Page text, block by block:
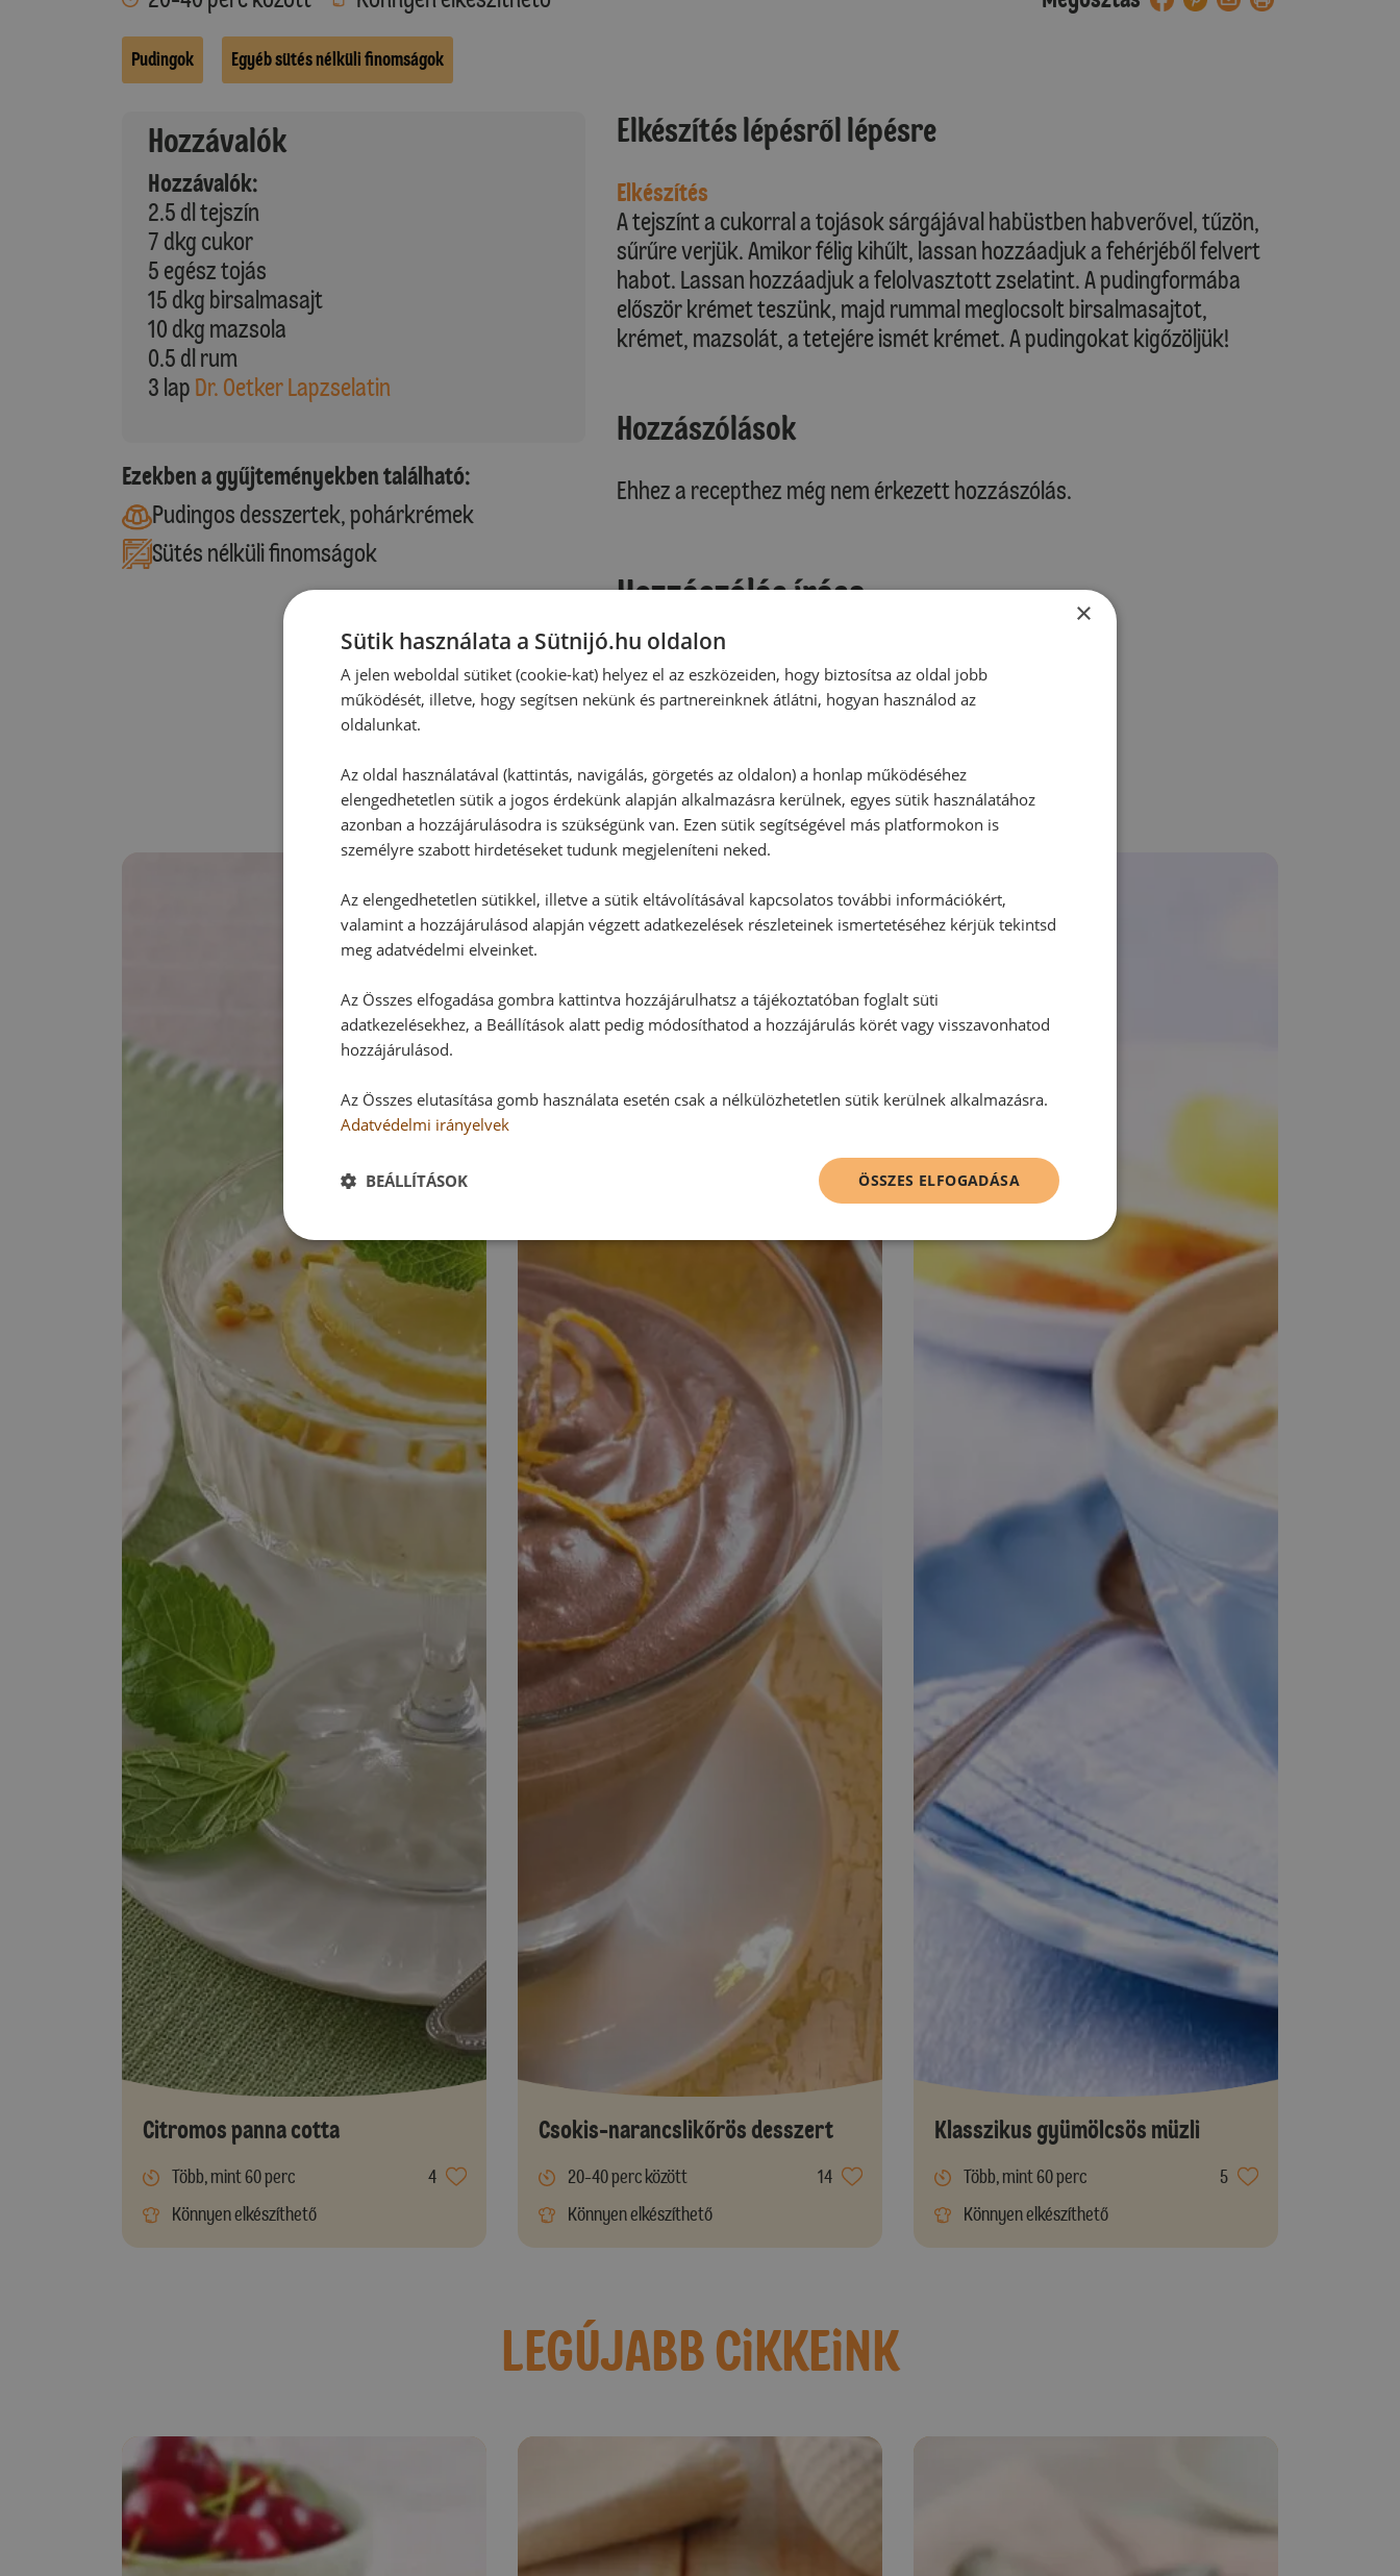
Pudingok Egyéb sütés nélküli finomságok
Hozzávalók
Hozzávalók:
2.5 dl tejszín
7 dkg cukor
5 egész tojás
15 dkg birsalmasajt
10 dkg mazsola
0.5 dl rum
3 lap Dr. Oetker Lapzselatin
Ezekben a gyűjteményekben található:
Pudingos desszertek, pohárkrémek
Sütés nélküli finomságok
Elkészítés lépésről lépésre
Elkészítés
A tejszínt a cukorral a tojások sárgájával habüstben habverővel, tűzön,
sűrűre verjük. Amikor félig kihűlt, lassan hozzáadjuk a fehérjéből felvert
habot. Lassan hozzáadjuk a felolvasztott zselatint. A pudingformába
először krémet teszünk, majd rummal meglocsolt birsalmasajtot,
krémet, mazsolát, a tetejére ismét krémet. A pudingokat kigőzöljük!
Hozzászólások
Ehhez a recepthez még nem érkezett hozzászólás.
Hozzászólás írása
Vélemény írásához, kérjük,
RECEPTAJÁNLÓ
Citromos panna cotta
Több, mint 60 perc
4
Könnyen elkészíthető
Csokis-narancslikőrös desszert
20-40 perc között
14
Könnyen elkészíthető
Klasszikus gyümölcsös müzli
Több, mint 60 perc
5
Könnyen elkészíthető
LEGÚJABB CiKKEiNK
×
Sütik használata a Sütnijó.hu oldalon
A jelen weboldal sütiket (cookie-kat) helyez el az eszközeiden, hogy biztosítsa az oldal jobb
működését, illetve, hogy segítsen nekünk és partnereinknek átlátni, hogyan használod az
oldalunkat.
Az oldal használatával (kattintás, navigálás, görgetés az oldalon) a honlap működéséhez
elengedhetetlen sütik a jogos érdekünk alapján alkalmazásra kerülnek, egyes sütik használatához
azonban a hozzájárulásodra is szükségünk van. Ezen sütik segítségével más platformokon is
személyre szabott hirdetéseket tudunk megjeleníteni neked.
Az elengedhetetlen sütikkel, illetve a sütik eltávolításával kapcsolatos további információkért,
valamint a hozzájárulásod alapján végzett adatkezelések részleteinek ismertetéséhez kérjük tekintsd
meg adatvédelmi elveinket.
Az Összes elfogadása gombra kattintva hozzájárulhatsz a tájékoztatóban foglalt süti
adatkezelésekhez, a Beállítások alatt pedig módosíthatod a hozzájárulás körét vagy visszavonhatod
hozzájárulásod.
Az Összes elutasítása gomb használata esetén csak a nélkülözhetetlen sütik kerülnek alkalmazásra.
Adatvédelmi irányelvek
ÖSSZES ELFOGADÁSA
BEÁLLÍTÁSOK